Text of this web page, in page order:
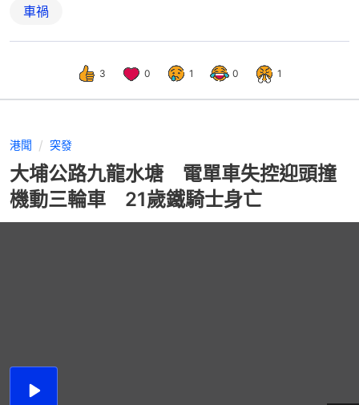
車禍
3 0 1 0 1
港聞 突發
大埔公路九龍水塘 電單車失控迎頭撞
機動三輪車 21歲鐵騎士身亡
播